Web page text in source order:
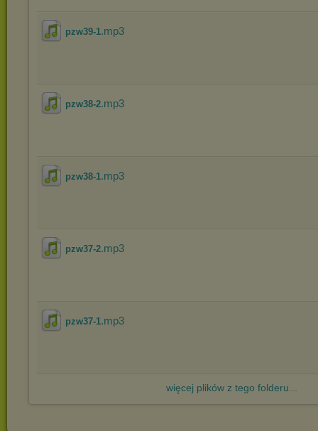
pzw39-1.mp3
pzw38-2.mp3
pzw38-1.mp3
pzw37-2.mp3
pzw37-1.mp3
więcej plików z tego folderu...